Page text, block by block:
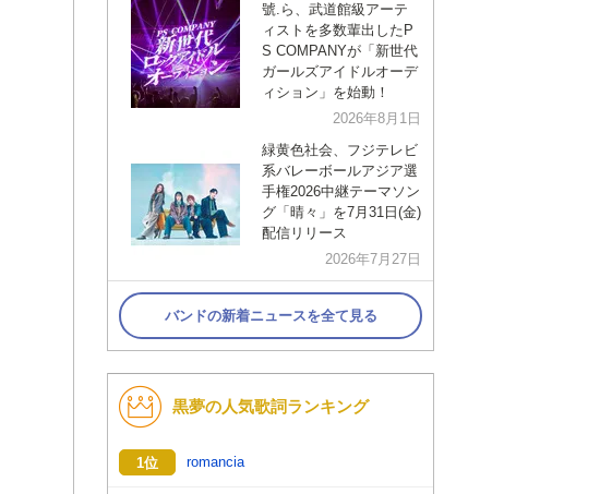
號.ら、武道館級アーテ
ィストを多数輩出したP
S COMPANYが「新世代
ガールズアイドルオーデ
ィション」を始動！
2026年8月1日
緑黄色社会、フジテレビ
系バレーボールアジア選
手権2026中継テーマソン
グ「晴々」を7月31日(金)
配信リリース
2026年7月27日
バンドの新着ニュースを全て見る
黒夢の人気歌詞ランキング
1位 romancia